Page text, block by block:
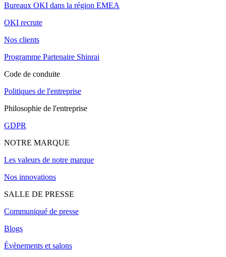
Bureaux OKI dans la région EMEA
OKI recrute
Nos clients
Programme Partenaire Shinrai
Code de conduite
Politiques de l'entreprise
Philosophie de l'entreprise
GDPR
NOTRE MARQUE
Les valeurs de notre marque
Nos innovations
SALLE DE PRESSE
Communiqué de presse
Blogs
Évènements et salons